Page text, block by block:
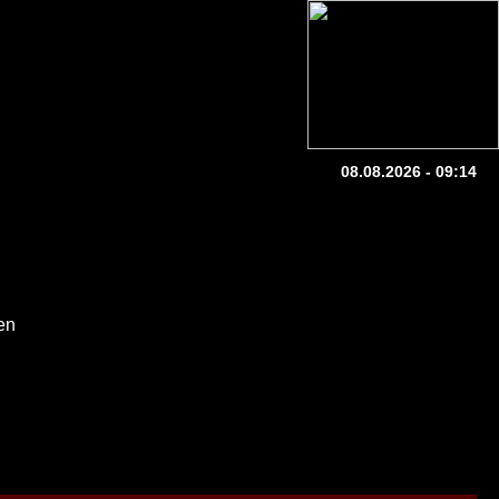
08.08.2026 - 09:14